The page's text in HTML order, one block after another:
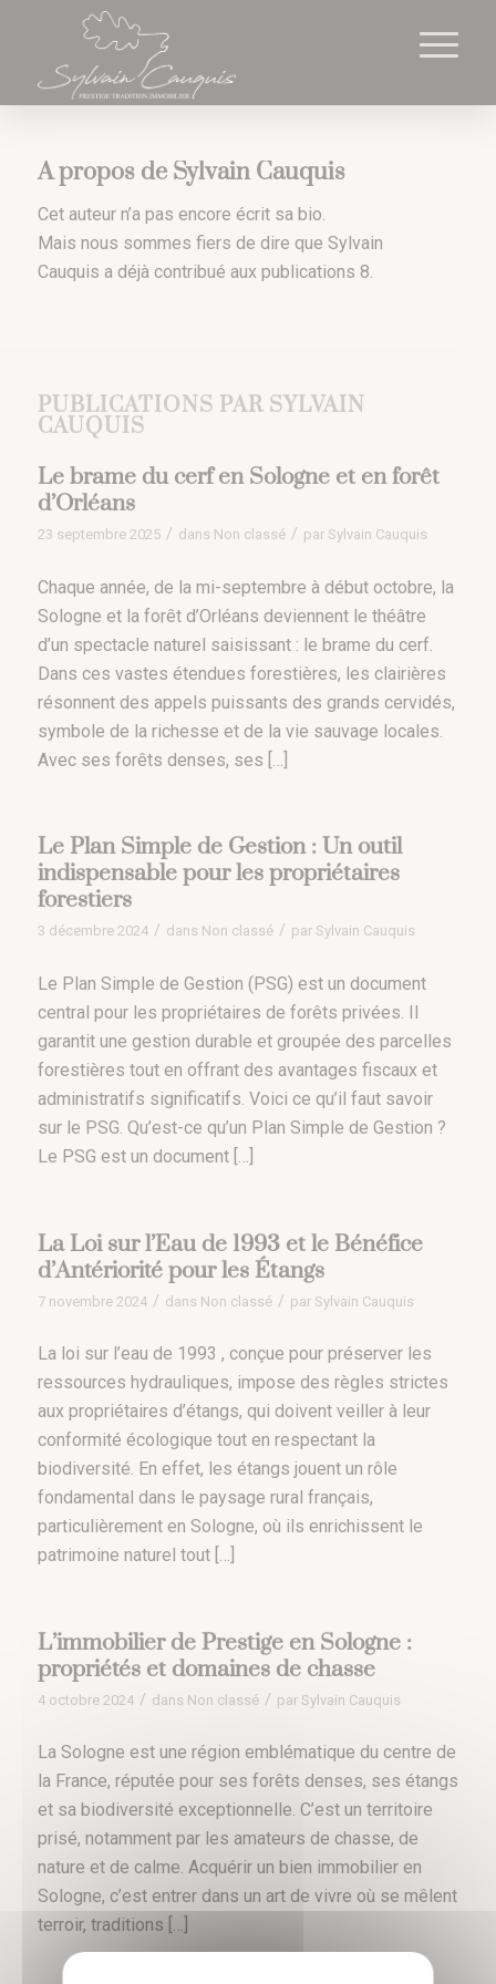
A propos de Sylvain Cauquis
Cet auteur n’a pas encore écrit sa bio.
Mais nous sommes fiers de dire que Sylvain
Cauquis a déjà contribué aux publications 8.
PUBLICATIONS PAR SYLVAIN
CAUQUIS
Le brame du cerf en Sologne et en forêt
d’Orléans
23 septembre 2025 / dans Non classé / par Sylvain Cauquis
Chaque année, de la mi-septembre à début octobre, la
Sologne et la forêt d’Orléans deviennent le théâtre
d’un spectacle naturel saisissant : le brame du cerf.
Dans ces vastes étendues forestières, les clairières
résonnent des appels puissants des grands cervidés,
symbole de la richesse et de la vie sauvage locales.
Avec ses forêts denses, ses […]
Le Plan Simple de Gestion : Un outil
indispensable pour les propriétaires
forestiers
3 décembre 2024 / dans Non classé / par Sylvain Cauquis
Le Plan Simple de Gestion (PSG) est un document
central pour les propriétaires de forêts privées. Il
garantit une gestion durable et groupée des parcelles
forestières tout en offrant des avantages fiscaux et
administratifs significatifs. Voici ce qu’il faut savoir
sur le PSG. Qu’est-ce qu’un Plan Simple de Gestion ?
Le PSG est un document […]
La Loi sur l’Eau de 1993 et ​​le Bénéfice
d’Antériorité pour les Étangs
7 novembre 2024 / dans Non classé / par Sylvain Cauquis
La loi sur l’eau de 1993 , conçue pour préserver les
ressources hydrauliques, impose des règles strictes
aux propriétaires d’étangs, qui doivent veiller à leur
conformité écologique tout en respectant la
biodiversité. En effet, les étangs jouent un rôle
fondamental dans le paysage rural français,
particulièrement en Sologne, où ils enrichissent le
patrimoine naturel tout […]
L’immobilier de Prestige en Sologne :
propriétés et domaines de chasse
4 octobre 2024 / dans Non classé / par Sylvain Cauquis
La Sologne est une région emblématique du centre de
la France, réputée pour ses forêts denses, ses étangs
et sa biodiversité exceptionnelle. C’est un territoire
prisé, notamment par les amateurs de chasse, de
nature et de calme. Acquérir un bien immobilier en
Sologne, c’est entrer dans un art de vivre où se mêlent
terroir, traditions […]
Cookies management panel